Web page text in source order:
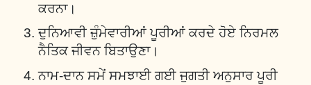
ਕਰਨਾ।
ਦੁਨਿਆਵੀ ਜ਼ੁੰਮੇਵਾਰੀਆਂ ਪੂਰੀਆਂ ਕਰਦੇ ਹੋਏ ਨਿਰਮਲ
ਨੈਤਿਕ ਜੀਵਨ ਬਿਤਾਉਣਾ।
ਨਾਮ-ਦਾਨ ਸਮੇਂ ਸਮਝਾਈ ਗਈ ਜੁਗਤੀ ਅਨੁਸਾਰ ਪੂਰੀ